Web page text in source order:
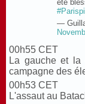
été
#Paris
—
00h55 CET
La gauche et la
campagne des
00h53 CET
L'assaut au